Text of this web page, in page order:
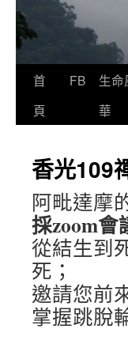
首
頁
FB
生命
華
香光109
阿毗達摩
採zoom
從結生到
死；
邀請您前
掌握跳脫